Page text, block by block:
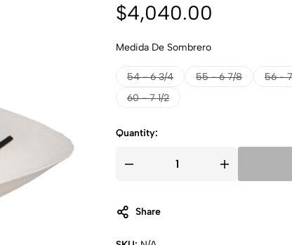
$4,040.00
Medida De Sombrero
54 - 6 3/4 55 - 6 7/8
56 - 7
60 - 7 1/2
Quantity:
Share